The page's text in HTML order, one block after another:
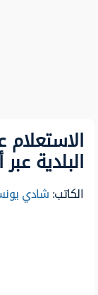
البلدية
الكاتب:شادي